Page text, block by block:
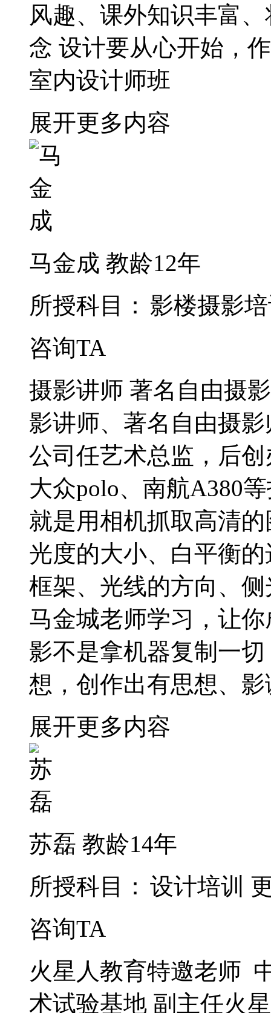
风趣、课外知识丰富
念 设计要从心开始，
室内设计师班
展开更多内容
马金成 教龄12年
所授科目： 影楼摄影
咨询TA
摄影讲师 著名自由摄
影讲师、著名自由摄
公司任艺术总监，后
大众polo、南航A380
就是用相机抓取高清
光度的大小、白平衡
框架、光线的方向、
马金城老师学习，让
影不是拿机器复制一
想，创作出有思想、
展开更多内容
苏磊 教龄14年
所授科目： 设计培训
咨询TA
火星人教育特邀老师
术试验基地 副主任火